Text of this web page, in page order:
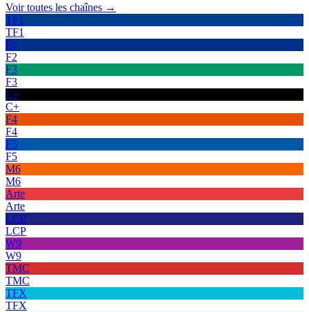
Voir toutes les chaînes →
TF1
TF1
F2
F2
F3
F3
C+
C+
F4
F4
F5
F5
M6
M6
Arte
Arte
LCP
LCP
W9
W9
TMC
TMC
TFX
TFX